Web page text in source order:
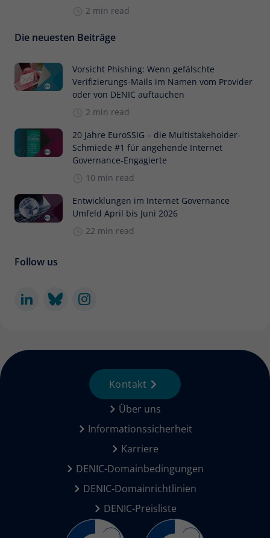
2 min read
Die neuesten Beiträge
Vorsicht Phishing: Wenn gefälschte
Verifizierungs-Mails im Namen vom Provider
oder von DENIC auftauchen
2 min read
20 Jahre EuroSSIG – die Multistakeholder-
Schmiede #1 für angehende Internet
Governance-Engagierte
10 min read
Entwicklungen im Internet Governance
Umfeld April bis Juni 2026
22 min read
Follow us
Über uns
Informationssicherheit
Karriere
DENIC-Domainbedingungen
DENIC-Domainrichtlinien
DENIC-Preisliste
Kontakt